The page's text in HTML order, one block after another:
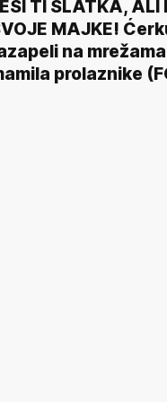
TI SLATKA, ALI
MAJKE!
na
prolaznike